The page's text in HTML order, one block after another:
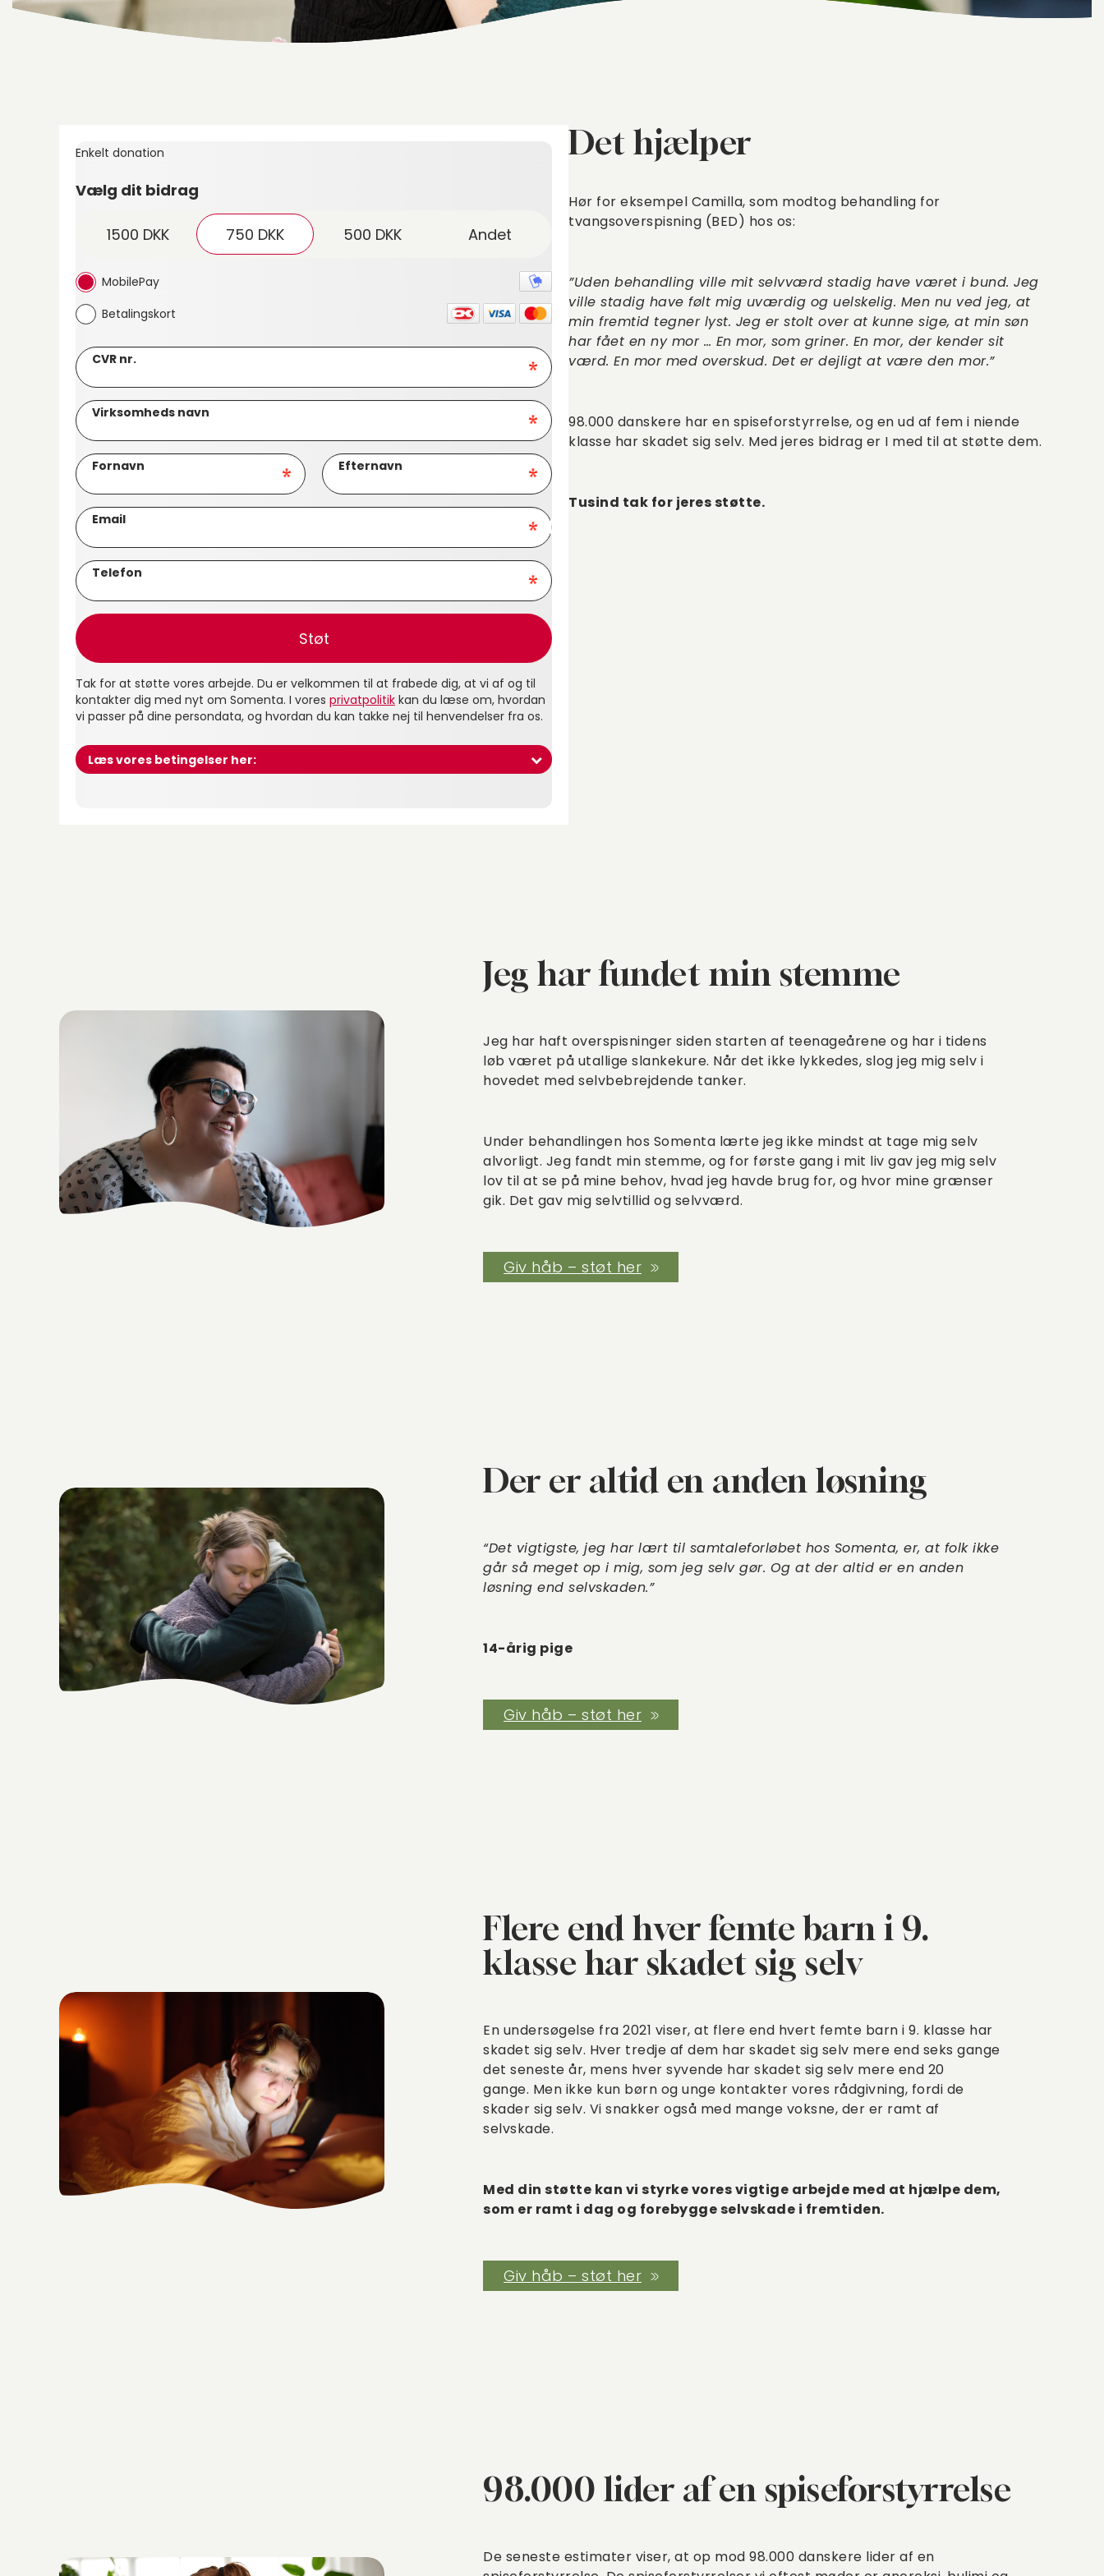
Det hjælper
Hør for eksempel Camilla, som modtog behandling for
tvangsoverspisning (BED) hos os:
”Uden behandling ville mit selvværd stadig have været i bund. Jeg
ville stadig have følt mig uværdig og uelskelig. Men nu ved jeg, at
min fremtid tegner lyst. Jeg er stolt over at kunne sige, at min søn
har fået en ny mor … En mor, som griner. En mor, der kender sit
værd. En mor med overskud. Det er dejligt at være den mor.”
98.000 danskere har en spiseforstyrrelse, og en ud af fem i niende
klasse har skadet sig selv. Med jeres bidrag er I med til at støtte dem.
Tusind tak for jeres støtte.
Jeg har fundet min stemme
Jeg har haft overspisninger siden starten af teenageårene og har i tidens
løb været på utallige slankekure. Når det ikke lykkedes, slog jeg mig selv i
hovedet med selvbebrejdende tanker.
Under behandlingen hos Somenta lærte jeg ikke mindst at tage mig selv
alvorligt. Jeg fandt min stemme, og for første gang i mit liv gav jeg mig selv
lov til at se på mine behov, hvad jeg havde brug for, og hvor mine grænser
gik. Det gav mig selvtillid og selvværd.
Giv håb – støt her
Der er altid en anden løsning
“Det vigtigste, jeg har lært til samtaleforløbet hos Somenta, er, at folk ikke
går så meget op i mig, som jeg selv gør. Og at der altid er en anden
løsning end selvskaden.”
14-årig pige
Giv håb – støt her
Flere end hver femte barn i 9.
klasse har skadet sig selv
En undersøgelse fra 2021 viser, at flere end hvert femte barn i 9. klasse har
skadet sig selv. Hver tredje af dem har skadet sig selv mere end seks gange
det seneste år, mens hver syvende har skadet sig selv mere end 20
gange. Men ikke kun børn og unge kontakter vores rådgivning, fordi de
skader sig selv. Vi snakker også med mange voksne, der er ramt af
selvskade.
Med din støtte kan vi styrke vores vigtige arbejde med at hjælpe dem,
som er ramt i dag og forebygge selvskade i fremtiden.
Giv håb – støt her
98.000 lider af en spiseforstyrrelse
De seneste estimater viser, at op mod 98.000 danskere lider af en